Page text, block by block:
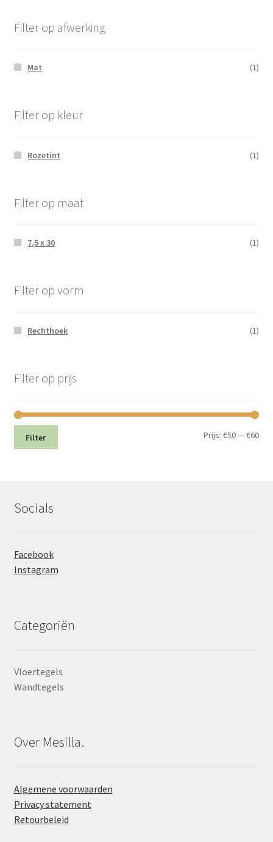
Filter op afwerking
Mat (1)
Filter op kleur
Rozetint (1)
Filter op maat
7,5 x 30 (1)
Filter op vorm
Rechthoek (1)
Filter op prijs
Min.
Filter Prijs:€50—€60
Socials
Facebook
Instagram
Categoriën
Vloertegels
Wandtegels
Over Mesilla.
Algemene voorwaarden
Privacy statement
Retourbeleid